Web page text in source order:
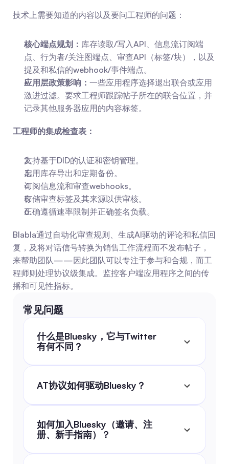
技术上需要知道的内容以及要问工程师的问题：
核心端点规划： 库存读取/写入API、信息流订阅端
点、行为者/关注图端点、审查API（标签/块），以及
提及和私信的webhook/事件端点。
应用层政策影响： 一些应用程序选择退出联合或应用
激进过滤。要求工程师跟踪帖子所在的联合位置，并
记录其他服务器应用的内容标签。
工程师的集成检查表：
支持基于DID的认证和密钥管理。
启用库存导出和定期备份。
订阅信息流和审查webhooks。
存储审查标签及其来源以供审核。
正确遵循速率限制并正确签名负载。
Blabla通过自动化审查规则、生成AI驱动的评论和私信回
复，及将对话信号转换为销售工作流程而不发布帖子，
来帮助团队——因此团队可以专注于参与和合规，而工
程师则处理协议级集成。监控客户端应用程序之间的传
播和可见性指标。
常见问题
什么是Bluesky，它与Twitter
有何不同？
AT协议如何驱动Bluesky？
如何加入Bluesky（邀请、注
册、新手指南）？